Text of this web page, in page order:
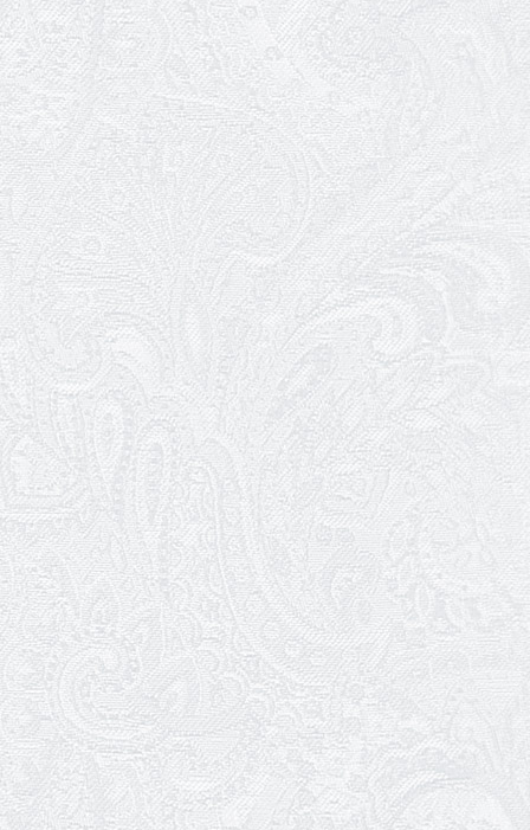
01.04.2026
Трудовий ювілей Олени Корольової
27.03.2026
З Всесвітнім днем театру!
26.03.2026
Божевільна родина — 24 та 26 квітня
25.03.2026
Нам — 79!
17.03.2026
Зелене світло твого дозвілля
11.03.2026
Результати конкурсу
10.03.2026
Ювілей Тетяни Хамітової
03.03.2026
Ювілей Сергія Богаченка
02.03.2026
Результати конкурсу
27.02.2026
Ювілей Олександра Жигуліна
19.02.2026
Про гастрольний захід SQUIRT. The